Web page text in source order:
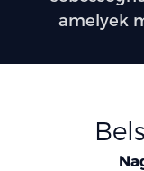
amelyek